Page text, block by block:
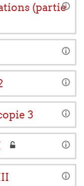
(partie
3